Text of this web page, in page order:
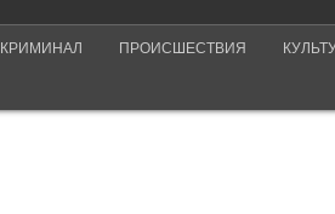
КРИМИНАЛ ПРОИСШЕСТВИЯ